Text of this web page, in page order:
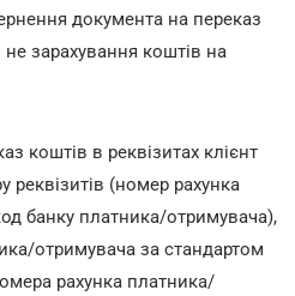
документа на переказ
зарахування коштів на
коштів в реквізитах клієнт
(номер рахунка
банку платника/отримувача),
отримувача за стандартом
рахунка платника/